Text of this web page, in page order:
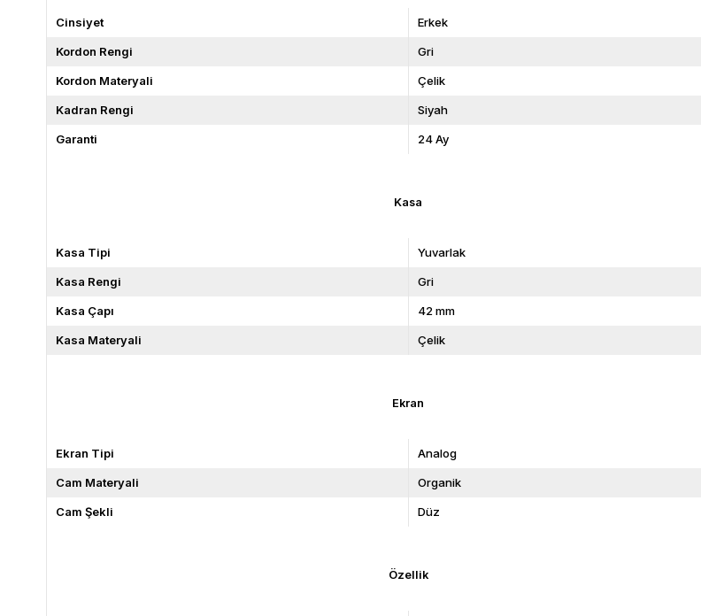
Cinsiyet Erkek
Kordon Rengi Gri
Kordon Materyali Çelik
Kadran Rengi Siyah
Garanti 24 Ay
Kasa
Kasa Tipi Yuvarlak
Kasa Rengi Gri
Kasa Çapı 42 mm
Kasa Materyali Çelik
Ekran
Ekran Tipi Analog
Cam Materyali Organik
Cam Şekli Düz
Özellik